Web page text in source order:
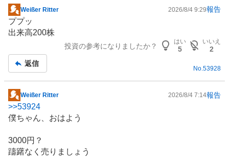
掲
示
板
Weißer Ritter 2026/8/4 9:29報告
ププッ
出来高200株
投資の参考になりましたか？
はい
5
いいえ
2
返信
No.53928
掲
示
板
事
Weißer Ritter 2026/8/4 7:14報告
>>53924
僕ちゃん、おはよう
3000円？
躊躇なく売りましょう